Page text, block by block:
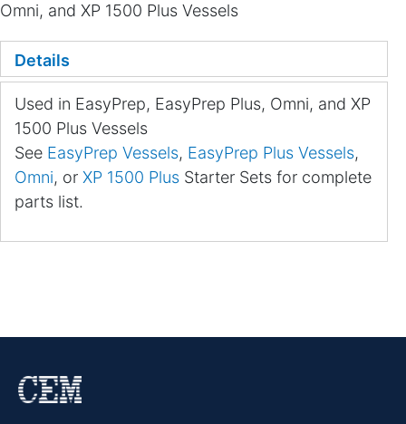
Omni, and XP 1500 Plus Vessels
Details
Used in EasyPrep, EasyPrep Plus, Omni, and XP
1500 Plus Vessels
See EasyPrep Vessels, EasyPrep Plus Vessels,
Omni, or XP 1500 Plus Starter Sets for complete
parts list.